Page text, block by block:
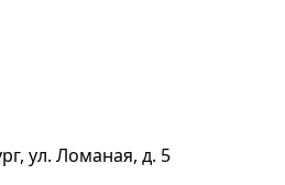
ул. Ломаная, д. 5